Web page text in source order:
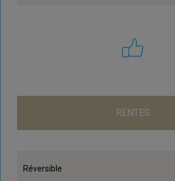
RENTES
Réversible